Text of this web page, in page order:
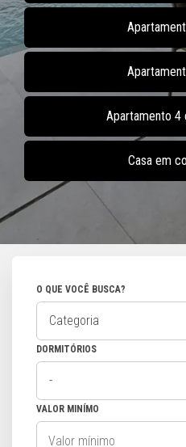
Apartamento 4
Casa em
O QUE VOCÊ BUSCA?
Categoria
DORMITÓRIOS
-
VALOR MINÍMO